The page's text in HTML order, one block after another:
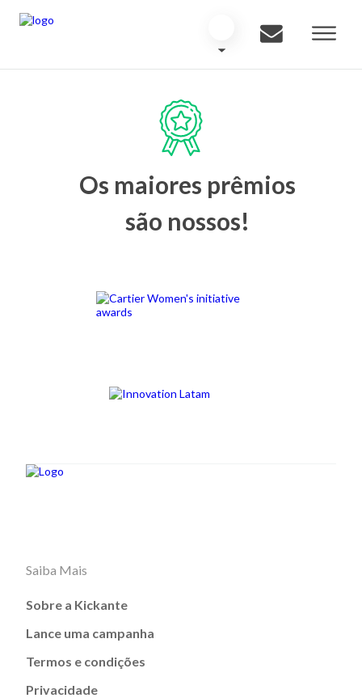
Os maiores prêmios
são nossos!
Saiba Mais
Sobre a Kickante
Lance uma campanha
Termos e condições
Privacidade